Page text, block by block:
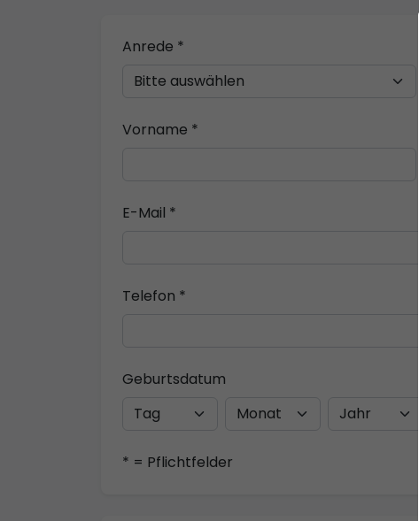
Anrede *
Vorname *
E-Mail *
Telefon *
Geburtsdatum
* = Pflichtfelder